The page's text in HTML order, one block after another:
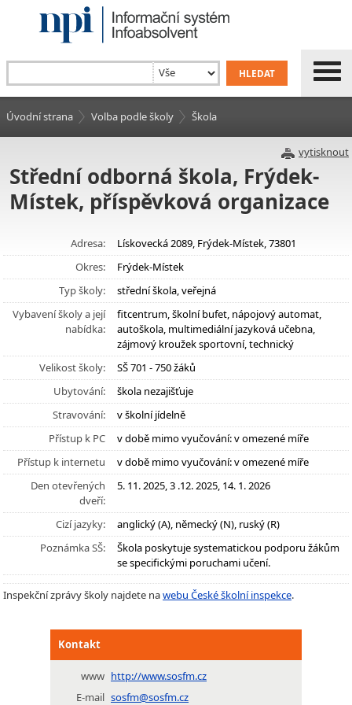
Úvodní strana Volba podle školy Škola
vytisknout
Střední odborná škola, Frýdek-
Místek, příspěvková organizace
Adresa:
Lískovecká 2089, Frýdek-Místek, 73801
Okres:
Frýdek-Místek
Typ školy:
střední škola, veřejná
Vybavení školy a její
nabídka:
fitcentrum, školní bufet, nápojový automat,
autoškola, multimediální jazyková učebna,
zájmový kroužek sportovní, technický
Velikost školy:
SŠ 701 - 750 žáků
Ubytování:
škola nezajišťuje
Stravování:
v školní jídelně
Přístup k PC
v době mimo vyučování: v omezené míře
Přístup k internetu
v době mimo vyučování: v omezené míře
Den otevřených
dveří:
5. 11. 2025, 3 .12. 2025, 14. 1. 2026
Cizí jazyky:
anglický (A), německý (N), ruský (R)
Poznámka SŠ:
Škola poskytuje systematickou podporu žákům
se specifickými poruchami učení.
Inspekční zprávy školy najdete nawebu České školní inspekce.
Kontakt
www http://www.sosfm.cz
E-mail sosfm@sosfm.cz